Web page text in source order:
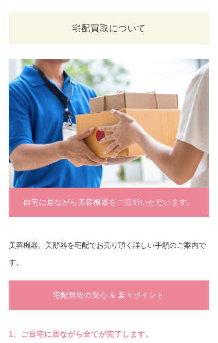
宅配買取について
自宅に居ながら美容機器をご売却いただいます。
美容機器、美顔器を宅配でお売り頂く詳しい手順のご案内で
す。
宅配買取の安心 & 楽々ポイント
1、ご自宅に居ながら全てが完了します。